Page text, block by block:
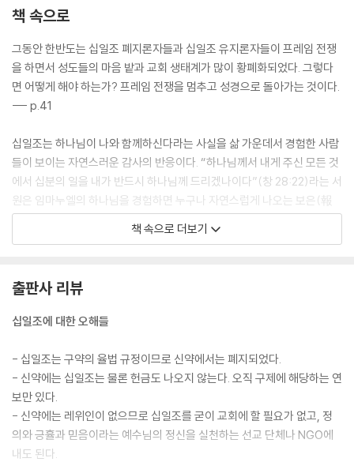
책 속으로
그동안 한반도는 십일조 폐지론자들과 십일조 유지론자들이 프레임 전쟁
을 하면서 성도들의 마음 밭과 교회 생태계가 많이 황폐화되었다. 그렇다
면 어떻게 해야 하는가? 프레임 전쟁을 멈추고 성경으로 돌아가는 것이다.
--- p.41
십일조는 하나님이 나와 함께하신다라는 사실을 삶 가운데서 경험한 사람
들이 보이는 자연스러운 감사의 반응이다. “하나님께서 내게 주신 모든 것
에서 십분의 일을 내가 반드시 하나님께 드리겠나이다”(창 28:22)라는 서
원은 임마누엘의 하나님을 경험하면 누구나 자연스럽게 나오는 보은(報
恩)의 반응이다. 더욱이 야곱은 자신이 드린 십일조가 스스로 노력해서 얻
은 것의 십분의 일이라고 말하지 않는다. ‘하나님이 주신 모든 것’에서 나온
--- p.96
임을 고백하는 예물이었다. 아브라함은 왕들을 쳐부수고 돌아오면서 천지
의 주재이시요 지극히 높으신 하나님께 제사장인 멜기세덱을 통해 “모든
것의 십분의 일”을 드렸다. 아브라함은 자신이 소유한 모든 것이 여호와의
것이며, 이를 가시적으로 드러내기 위해 모든 것의 대표인 십분의 일을 여
호와께 드린 것이다.
--- p.124
책 속으로 더보기
출판사 리뷰
십일조에 대한 오해들
- 십일조는 구약의 율법 규정이므로 신약에서는 폐지되었다.
- 신약에는 십일조는 물론 헌금도 나오지 않는다. 오직 구제에 해당하는 연
보만 있다.
- 신약에는 레위인이 없으므로 십일조를 굳이 교회에 할 필요가 없고, 정
의와 긍휼과 믿음이라는 예수님의 정신을 실천하는 선교 단체나 NGO에
내도 된다.